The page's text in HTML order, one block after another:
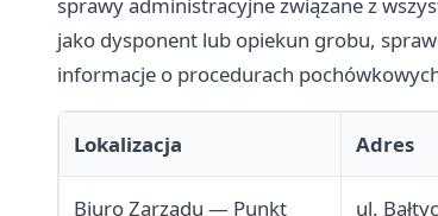
sprawy administracyjne związane z
jako dysponent lub opiekun grobu,
informacje o procedurach
Lokalizacja Adres
Biuro Zarządu — Punkt
ul.